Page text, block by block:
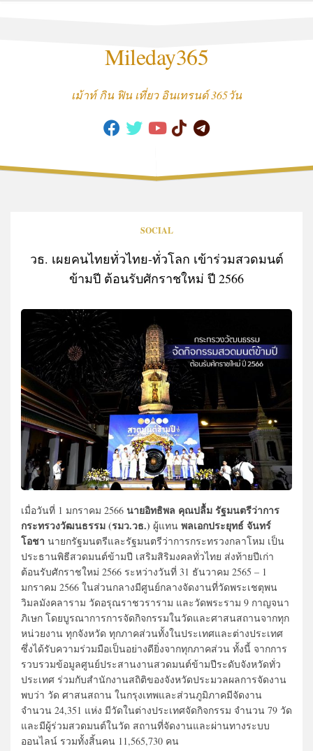
Mileday365
เม้าท์ กิน ฟิน เที่ยว อินเทรนด์ 365วัน
SOCIAL
วธ. เผยคนไทยทั่วไทย-ทั่วโลก เข้าร่วมสวดมนต์
ข้ามปี ต้อนรับศักราชใหม่ ปี 2566
เมื่อวันที่ 1 มกราคม 2566 นายอิทธิพล คุณปลื้ม รัฐมนตรีว่าการ
กระทรวงวัฒนธรรม (รมว.วธ.) ผู้แทน พลเอกประยุทธ์ จันทร์
โอชา นายกรัฐมนตรีและรัฐมนตรีว่าการกระทรวงกลาโหม เป็น
ประธานพิธีสวดมนต์ข้ามปี เสริมสิริมงคลทั่วไทย ส่งท้ายปีเก่า
ต้อนรับศักราชใหม่ 2566 ระหว่างวันที่ 31 ธันวาคม 2565 – 1
มกราคม 2566 ในส่วนกลางมีศูนย์กลางจัดงานที่วัดพระเชตุพน
วิมลมังคลาราม วัดอรุณราชวราราม และวัดพระราม 9 กาญจนา
ภิเษก โดยบูรณาการการจัดกิจกรรมในวัดและศาสนสถานจากทุก
หน่วยงาน ทุกจังหวัด ทุกภาคส่วนทั้งในประเทศและต่างประเทศ
ซึ่งได้รับความร่วมมือเป็นอย่างดียิ่งจากทุกภาคส่วน ทั้งนี้ จากการ
รวบรวมข้อมูลศูนย์ประสานงานสวดมนต์ข้ามปีระดับจังหวัดทั่ว
ประเทศ ร่วมกับสำนักงานสถิติของจังหวัดประมวลผลการจัดงาน
พบว่า วัด ศาสนสถาน ในกรุงเทพและส่วนภูมิภาคมีจัดงาน
จำนวน 24,351 แห่ง มีวัดในต่างประเทศจัดกิจกรรม จำนวน 79 วัด
และมีผู้ร่วมสวดมนต์ในวัด สถานที่จัดงานและผ่านทางระบบ
ออนไลน์ รวมทั้งสิ้นคน 11,565,730 คน